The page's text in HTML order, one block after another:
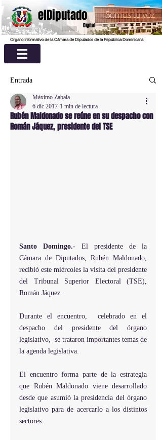
elDiputado
Digital
Organo Informativo de la Cámara de Diputados de la República Dominicana
Entrada
Rubén Maldonado se reúne en su despacho con
Román Jáquez, presidente del TSE
Máximo Zabala
6 dic 2017 1 min de lectura
Santo Domingo.- El presidente de la
Cámara de Diputados, Rubén Maldonado,
recibió este miércoles la visita del presidente
del Tribunal Superior Electoral (TSE),
Román Jáquez.
Durante el encuentro,  celebrado en el
despacho del presidente del órgano
legislativo,  se trataron importantes temas de
la agenda legislativa.
El encuentro forma parte de la estrategia
que Rubén Maldonado viene desarrollado
desde que asumió la presidencia del órgano
legislativo para de acercarlo a los distintos
sectores.